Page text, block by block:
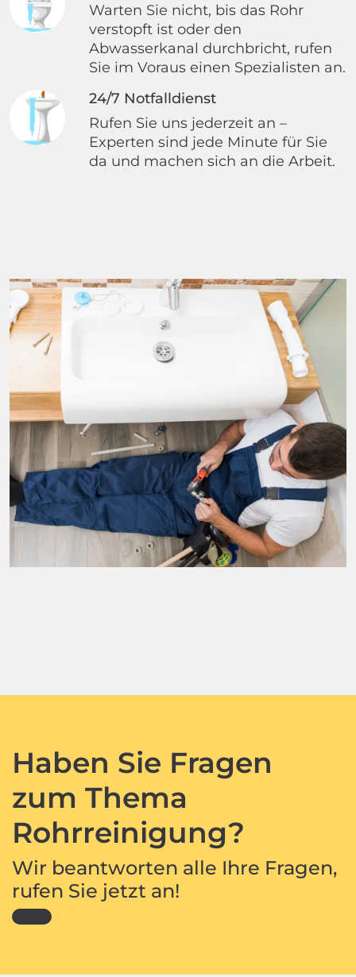
Warten Sie nicht, bis das Rohr
verstopft ist oder den
Abwasserkanal durchbricht, rufen
Sie im Voraus einen Spezialisten an.
24/7 Notfalldienst
Rufen Sie uns jederzeit an –
Experten sind jede Minute für Sie
da und machen sich an die Arbeit.
Haben Sie Fragen
zum Thema
Rohrreinigung?
Wir beantworten alle Ihre Fragen,
rufen Sie jetzt an!